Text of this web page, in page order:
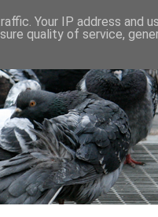
Your IP address and
quality of service,